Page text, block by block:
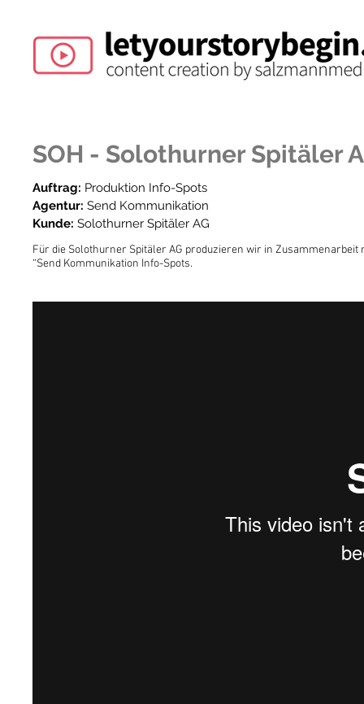
SOH - Solothurner Spitäler
Auftrag: Produktion Info-Spots
Agentur: Send Kommunikation
Kunde: Solothurner Spitäler AG
Für die Solothurner Spitäler AG produzieren wir in Zusammenarbeit
“Send Kommunikation Info-Spots.